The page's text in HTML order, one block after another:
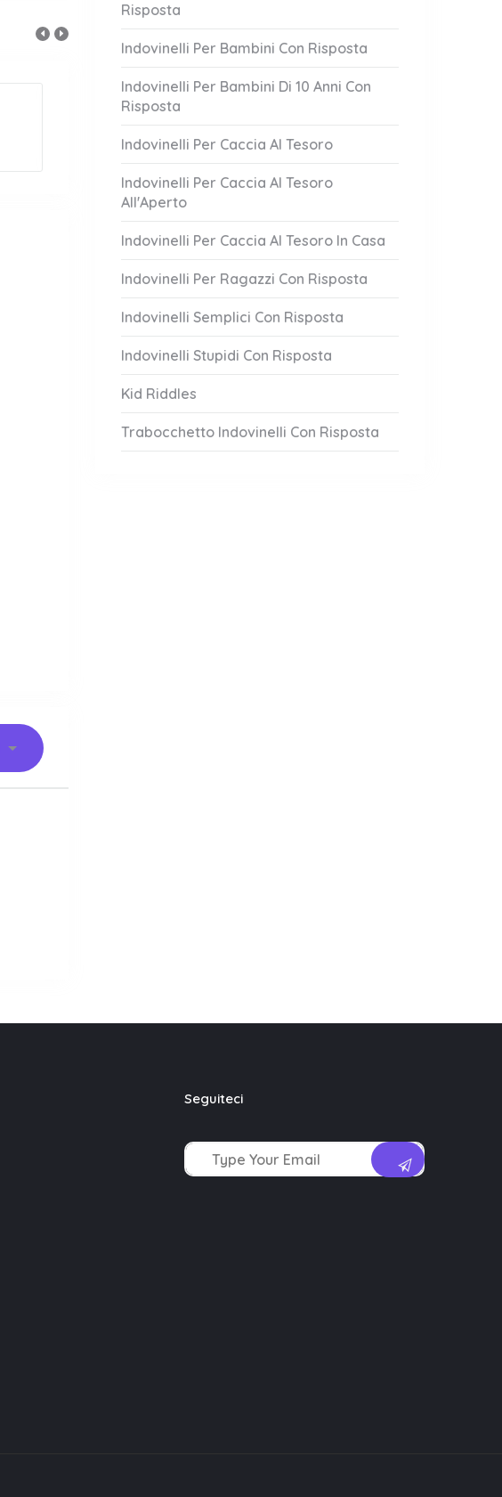
Tanti Auguri!
October 20, 2023 1 Answer
Risposta
Indovinelli Per Bambini Con Risposta
Indovinelli Per Bambini Di 10 Anni Con
Risposta
Indovinelli Per Caccia Al Tesoro
Indovinelli Per Caccia Al Tesoro
All'Aperto
Indovinelli Per Caccia Al Tesoro In Casa
Indovinelli Per Ragazzi Con Risposta
Indovinelli Semplici Con Risposta
Indovinelli Stupidi Con Risposta
Kid Riddles
Trabocchetto Indovinelli Con Risposta
Seguiteci